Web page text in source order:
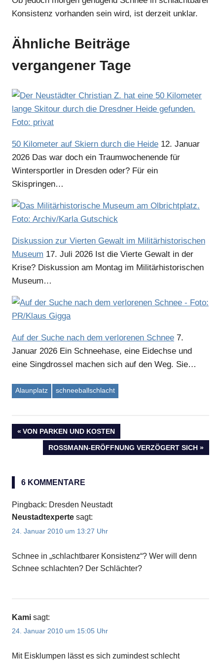
Konsistenz vorhanden sein wird, ist derzeit unklar.
Ähnliche Beiträge
vergangener Tage
50 Kilometer auf Skiern durch die Heide 12. Januar
2026 Das war doch ein Traumwochenende für
Wintersportler in Dresden oder? Für ein
Skispringen…
Diskussion zur Vierten Gewalt im Militärhistorischen
Museum 17. Juli 2026 Ist die Vierte Gewalt in der
Krise? Diskussion am Montag im Militärhistorischen
Museum…
Auf der Suche nach dem verlorenen Schnee 7.
Januar 2026 Ein Schneehase, eine Eidechse und
eine Singdrossel machen sich auf den Weg. Sie…
Alaunplatz schneeballschlacht
Beitragsnavigation
VORHERIGER
BEITRAG:
VON PARKEN UND KOSTEN
NÄCHSTER
ROSSMANN-ERÖFFNUNG VERZÖGERT SICH
6 KOMMENTARE
Pingback: Dresden Neustadt
Neustadtexperte sagt:
24. Januar 2010 um 13:27 Uhr
Schnee in „schlachtbarer Konsistenz“? Wer will denn
Schnee schlachten? Der Schlächter?
Kami sagt:
24. Januar 2010 um 15:05 Uhr
Mit Eisklumpen lässt es sich zumindest schlecht